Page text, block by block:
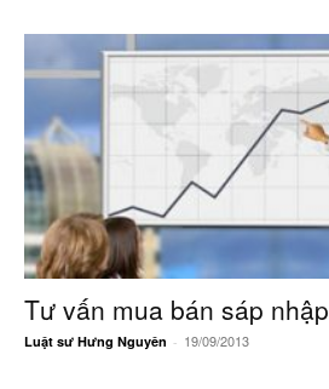
Tư vấn mua bán sáp nhập
Luật sư Hưng Nguyên - 19/09/2013